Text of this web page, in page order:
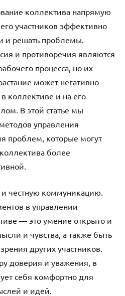
коллектива напрямую
участников эффективно
и решать проблемы.
и противоречия являются
процесса, но их
может негативно
коллективе и на его
В этой статье мы
управления
проблем, которые могут
более
и честную коммуникацию.
в управлении
— это умение открыто и
и чувства, а также быть
других участников.
доверия и уважения, в
себя комфортно для
и идей.